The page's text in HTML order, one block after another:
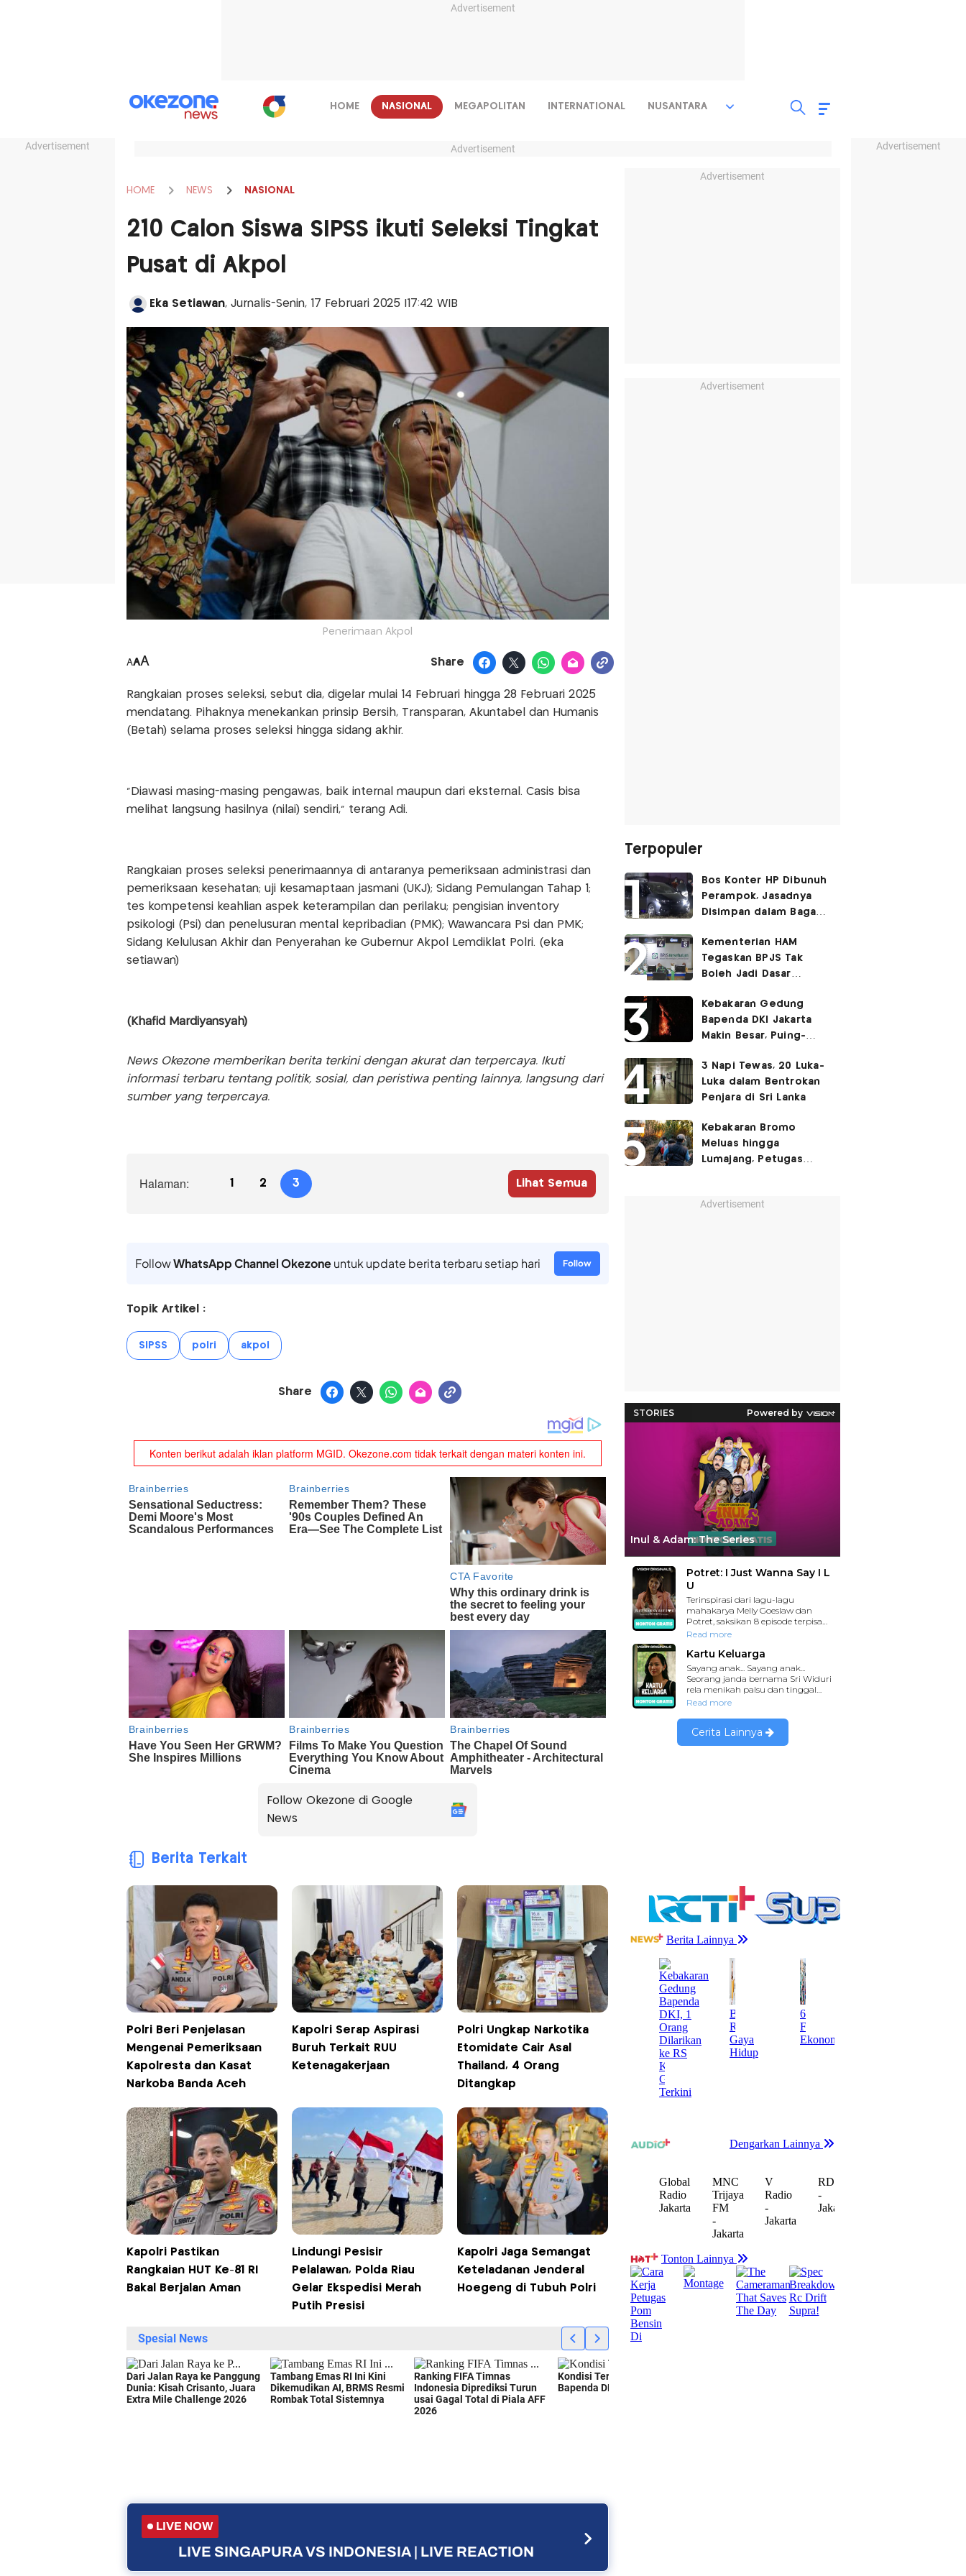
Advertisement
Advertisement Advertisement
HOME NASIONAL MEGAPOLITAN INTERNATIONAL NUSANTARA
Advertisement
HOME NEWS NASIONAL
210 Calon Siswa SIPSS ikuti Seleksi Tingkat
Pusat di Akpol
Eka Setiawan, Jurnalis-Senin, 17 Februari 2025 |17:42 WIB
Penerimaan Akpol
AAA Share
Rangkaian proses seleksi, sebut dia, digelar mulai 14 Februari hingga 28 Februari 2025
mendatang. Pihaknya menekankan prinsip Bersih, Transparan, Akuntabel dan Humanis
(Betah) selama proses seleksi hingga sidang akhir.
“Diawasi masing-masing pengawas, baik internal maupun dari eksternal. Casis bisa
melihat langsung hasilnya (nilai) sendiri,” terang Adi.
Rangkaian proses seleksi penerimaannya di antaranya pemeriksaan administrasi dan
pemeriksaan kesehatan; uji kesamaptaan jasmani (UKJ); Sidang Pemulangan Tahap 1;
tes kompetensi keahlian aspek keterampilan dan perilaku; pengisian inventory
psikologi (Psi) dan penelusuran mental kepribadian (PMK); Wawancara Psi dan PMK;
Sidang Kelulusan Akhir dan Penyerahan ke Gubernur Akpol Lemdiklat Polri. (eka
setiawan)
(Khafid Mardiyansyah)
News Okezone memberikan berita terkini dengan akurat dan terpercaya. Ikuti
informasi terbaru tentang politik, sosial, dan peristiwa penting lainnya, langsung dari
sumber yang terpercaya.
Halaman: 1 2 3 Lihat Semua
FollowWhatsApp Channel Okezoneuntuk update berita terbaru setiap hari Follow
Topik Artikel :
SIPSS polri akpol
Share
Follow Okezone di Google
News
Berita Terkait
Polri Beri Penjelasan
Mengenai Pemeriksaan
Kapolresta dan Kasat
Narkoba Banda Aceh
Kapolri Serap Aspirasi
Buruh Terkait RUU
Ketenagakerjaan
Polri Ungkap Narkotika
Etomidate Cair Asal
Thailand, 4 Orang
Ditangkap
Kapolri Pastikan
Rangkaian HUT Ke-81 RI
Bakal Berjalan Aman
Lindungi Pesisir
Pelalawan, Polda Riau
Gelar Ekspedisi Merah
Putih Presisi
Kapolri Jaga Semangat
Keteladanan Jenderal
Hoegeng di Tubuh Polri
LIVE NOW
LIVE SINGAPURA VS INDONESIA | LIVE REACTION
Advertisement
Advertisement
Terpopuler
Bos Konter HP Dibunuh
Perampok, Jasadnya
Disimpan dalam Bagasi
Kementerian HAM
Tegaskan BPJS Tak
Boleh Jadi Dasar
Layanan Kesehatan
Kebakaran Gedung
Bapenda DKI Jakarta
Makin Besar, Puing-
3 Napi Tewas, 20 Luka-
Luka dalam Bentrokan
Penjara di Sri Lanka
Kebakaran Bromo
Meluas hingga
Lumajang, Petugas
Advertisement